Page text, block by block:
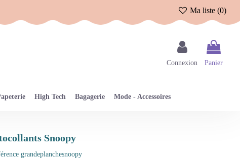
Ma liste (0)
Connexion Panier
High Tech Bagagerie Mode - Accessoires
Snoopy
grandeplanchesnoopy